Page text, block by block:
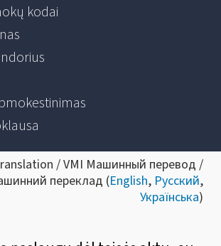
kodai
/ VMI Машинный перевод /
переклад (English, Русский,
Українська)